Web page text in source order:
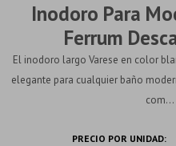
Inodoro Para
Ferrum
El inodoro largo Varese en color
elegante para cualquier baño
com...
PRECIO POR UNIDAD: